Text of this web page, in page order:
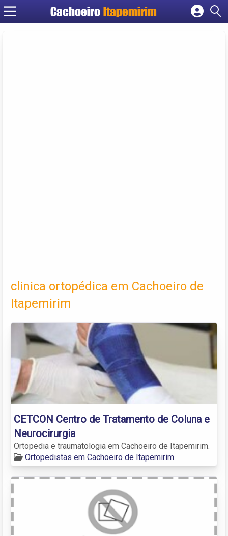
Cachoeiro Itapemirim
Cadastrar empresa
clinica ortopédica em Cachoeiro de
Itapemirim
CETCON Centro de Tratamento de Coluna e
Neurocirurgia
Ortopedia e traumatologia em Cachoeiro de Itapemirim.
Ortopedistas em Cachoeiro de Itapemirim